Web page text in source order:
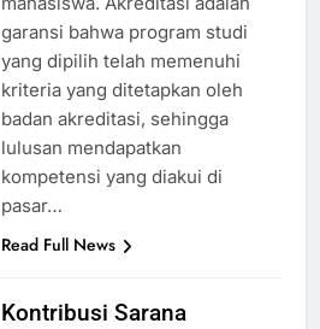
garansi bahwa program studi
yang dipilih telah memenuhi
kriteria yang ditetapkan oleh
badan akreditasi, sehingga
lulusan mendapatkan
kompetensi yang diakui di
pasar…
Read Full News
Kontribusi Sarana